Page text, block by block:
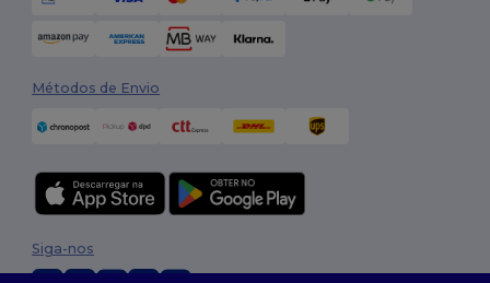
Métodos de Envio
Siga-nos